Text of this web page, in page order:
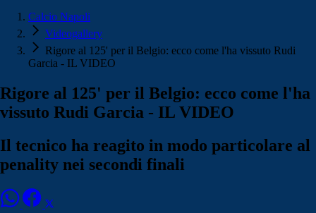
Calcio Napoli
Videogallery
Rigore al 125' per il Belgio: ecco come l'ha vissuto Rudi
Garcia - IL VIDEO
Rigore al 125' per il Belgio: ecco come l'ha
vissuto Rudi Garcia - IL VIDEO
Il tecnico ha reagito in modo particolare al
penality nei secondi finali